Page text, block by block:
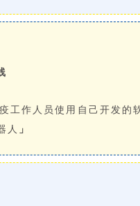
工作人员使用自己开发
人 」